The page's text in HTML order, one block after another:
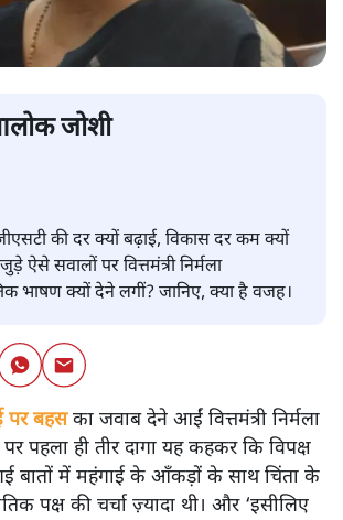
जोशी
की दर क्यों बढ़ाई, विकास दर कम क्यों
ऐसे सवालों पर वित्तमंत्री निर्मला
भाषण क्यों देने लगीं? जानिए, क्या है वजह।
बहस का जवाब देने आईं वित्तमंत्री निर्मला
पहला ही तीर दागा यह कहकर कि विपक्ष
बातों में महंगाई के आँकड़ों के साथ चिंता के
पक्ष की चर्चा ज़्यादा थी। और ‘इसीलिए